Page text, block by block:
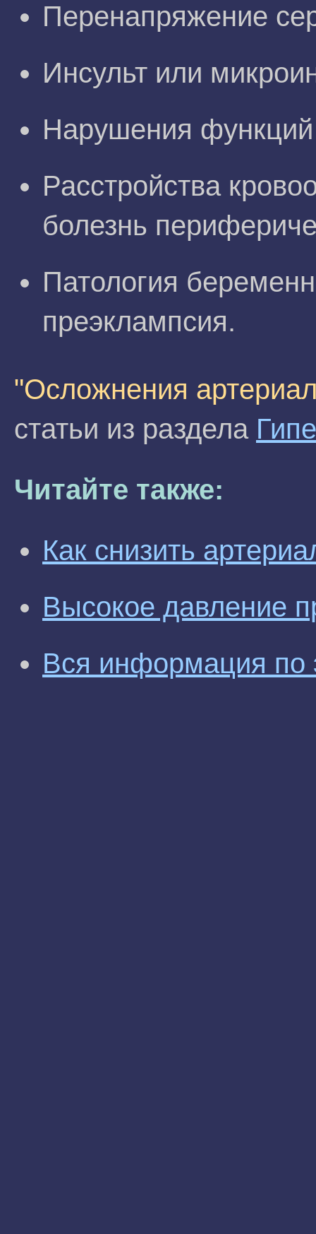
Перенапряжение
Инсульт или
Нарушения функций
Расстройства
болезнь
Патология
преэклампсия.
"Осложнения
статьи из раздела
Читайте также:
Как снизить
Высокое давление
Вся информация по